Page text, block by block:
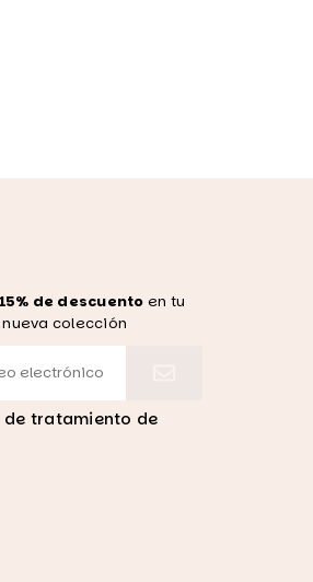
15% de descuento en tu
colección
tratamiento de